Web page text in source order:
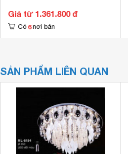
Giá từ 1.361.800 đ
Có 6 nơi bán
SẢN PHẨM LIÊN QUAN